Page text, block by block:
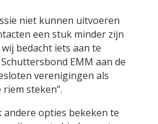
niet kunnen uitvoeren
een stuk minder zijn
bedacht iets aan te
EMM aan de
verenigingen als
steken”.
andere opties bekeken te